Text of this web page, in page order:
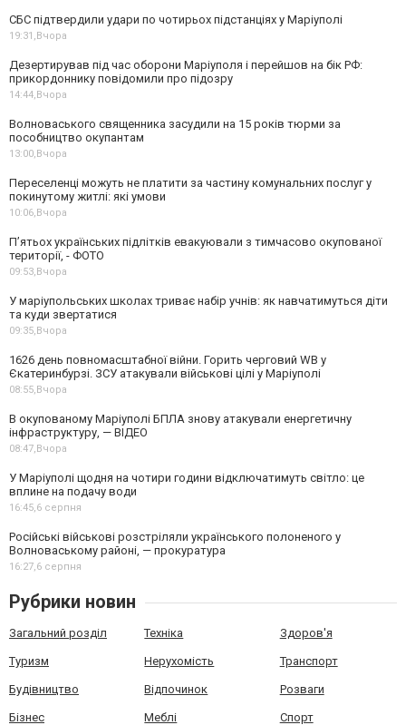
СБС підтвердили удари по чотирьох підстанціях у Маріуполі
19:31,Вчора
Дезертирував під час оборони Маріуполя і перейшов на бік РФ:
прикордоннику повідомили про підозру
14:44,Вчора
Волноваського священника засудили на 15 років тюрми за
пособництво окупантам
13:00,Вчора
Переселенці можуть не платити за частину комунальних послуг у
покинутому житлі: які умови
10:06,Вчора
П’ятьох українських підлітків евакуювали з тимчасово окупованої
території, - ФОТО
09:53,Вчора
У маріупольських школах триває набір учнів: як навчатимуться діти
та куди звертатися
09:35,Вчора
1626 день повномасштабної війни. Горить черговий WB у
Єкатеринбурзі. ЗСУ атакували військові цілі у Маріуполі
08:55,Вчора
В окупованому Маріуполі БПЛА знову атакували енергетичну
інфраструктуру, — ВІДЕО
08:47,Вчора
У Маріуполі щодня на чотири години відключатимуть світло: це
вплине на подачу води
16:45,6 серпня
Російські військові розстріляли українського полоненого у
Волноваському районі, — прокуратура
16:27,6 серпня
Рубрики новин
Загальний розділ Техніка Здоров'я
Туризм Нерухомість Транспорт
Будівництво Відпочинок Розваги
Бізнес Меблі Спорт